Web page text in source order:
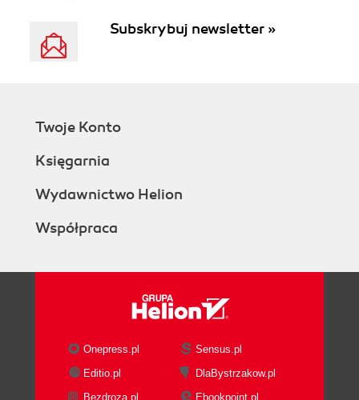
Subskrybuj newsletter »
Twoje Konto
Księgarnia
Wydawnictwo Helion
Współpraca
Onepress.pl
Sensus.pl
Editio.pl
DlaBystrzakow.pl
Bezdroza.pl
Ebookpoint.pl